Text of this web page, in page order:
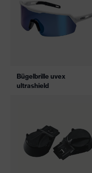
Bügelbrille uvex
ultrashield